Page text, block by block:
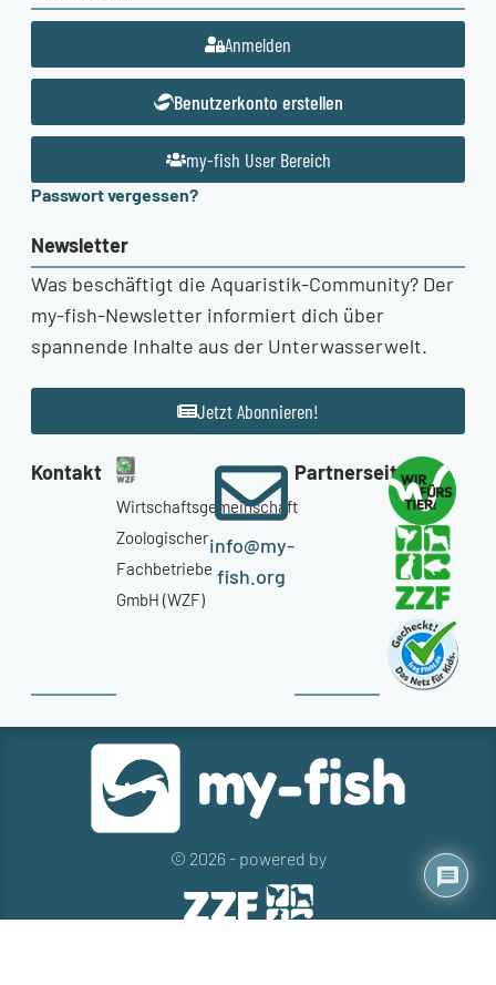
Anmelden
Benutzerkonto erstellen
my-fish User Bereich
Passwort vergessen?
Newsletter
Was beschäftigt die Aquaristik-Community? Der
my-fish-Newsletter informiert dich über
spannende Inhalte aus der Unterwasserwelt.
Jetzt Abonnieren!
Kontakt
Wirtschaftsgemeinschaft
Zoologischer
Fachbetriebe
GmbH (WZF)
info@my-
fish.org
Partnerseiten
© 2026 - powered by